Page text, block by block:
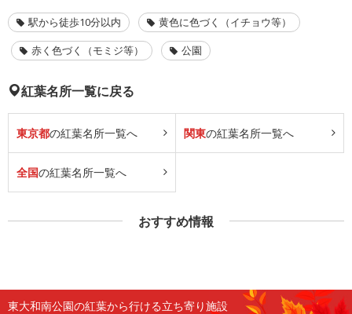
駅から徒歩10分以内
黄色に色づく（イチョウ等）
赤く色づく（モミジ等）
公園
紅葉名所一覧に戻る
東京都の紅葉名所一覧へ 関東の紅葉名所一覧へ
全国の紅葉名所一覧へ
おすすめ情報
東大和南公園の紅葉から行ける立ち寄り施設